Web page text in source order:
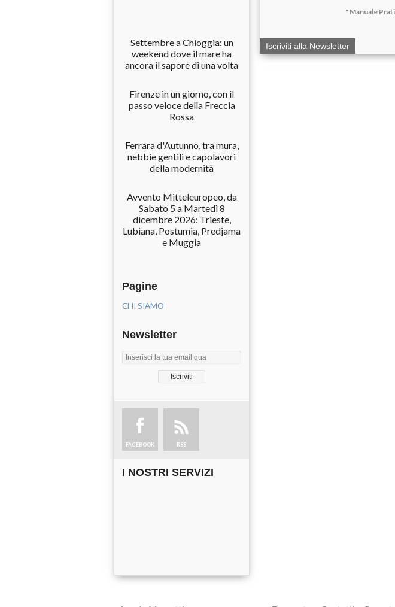
Settembre a Chioggia: un
weekend dove il mare ha
ancora il sapore di una volta
Firenze in un giorno, con il
passo veloce della Freccia
Rossa
Ferrara d'Autunno, tra mura,
nebbie gentili e capolavori
della modernità
Avvento Mitteleuropeo, da
Sabato 5 a Martedì 8
dicembre 2026: Trieste,
Lubiana, Postumia, Predjama
e Muggia
Pagine
CHI SIAMO
Newsletter
FACEBOOK RSS
I NOSTRI SERVIZI
" Manuale
Iscriviti alla Newsletter